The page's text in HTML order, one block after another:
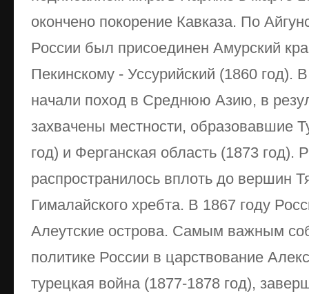
окончено покорение Кавказа. По
России был присоединен Амурский
Пекинскому - Уссурийский (1860 год).
начали поход в Среднюю Азию, в
захвачены местности, образовавшие
год) и Ферганская область (1873 год).
распространилось вплоть до вершин
Гималайского хребта. В 1867 году
Алеутские острова. Самым важным
политике России в царствование
турецкая война (1877-1878 год),